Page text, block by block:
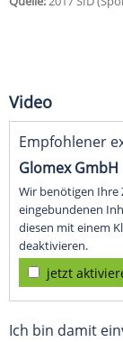
Video
Empfohlener
Glomex GmbH
Wir benötigen Ihre
eingebundenen
diesen mit einem
deaktivieren.
jetzt
Ich bin damit